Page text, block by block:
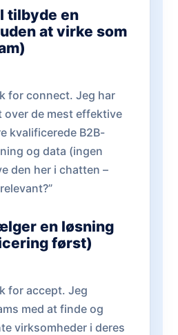
tilbyde en
at virke som
for connect. Jeg har
de mest effektive
kvalificerede B2B-
og data (ingen
den her i chatten –
en løsning
først)
for accept. Jeg
med at finde og
virksomheder i deres